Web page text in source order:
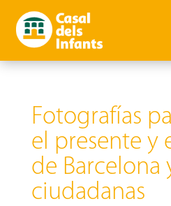
Fotografías
el presente y
de Barcelona
ciudadanas